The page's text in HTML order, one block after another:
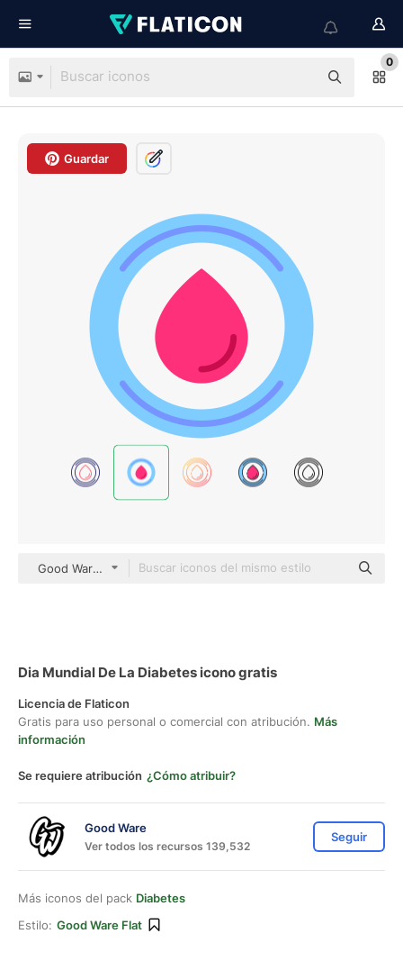
0
Guardar
Good Ware Flat
Dia Mundial De La Diabetes icono gratis
Licencia de Flaticon
Gratis para uso personal o comercial con atribución. Más
información
Se requiere atribución ¿Cómo atribuir?
Good Ware
Ver todos los recursos 139,532
Seguir
Más iconos del pack Diabetes
Estilo: Good Ware Flat